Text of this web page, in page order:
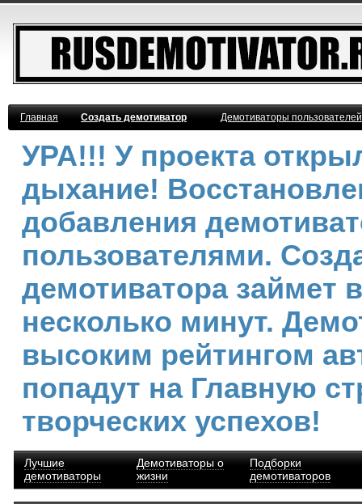
Главная Создать демотиватор Демотиваторы
УРА!!! У проекта
дыхание!
добавления
пользователями.
демотиватора займет
несколько минут.
высоким рейтингом
попадут на Главную
творческих успехов!
Лучшие
демотиваторы
Демотиваторы о
жизни
Подборки
демотиваторов